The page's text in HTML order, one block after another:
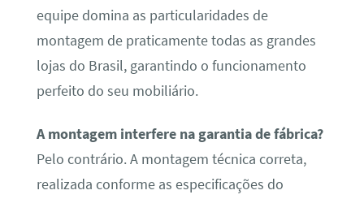
equipe domina as particularidades de
montagem de praticamente todas as grandes
lojas do Brasil, garantindo o funcionamento
perfeito do seu mobiliário.
A montagem interfere na garantia de fábrica?
Pelo contrário. A montagem técnica correta,
realizada conforme as especificações do